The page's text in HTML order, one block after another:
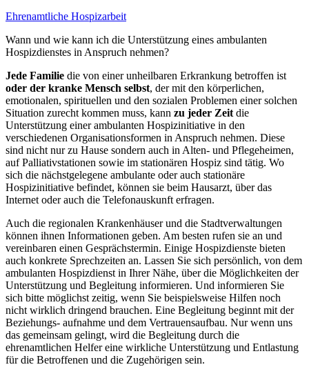
Ehrenamtliche Hospizarbeit
Wann und wie kann ich die Unterstützung eines ambulanten
Hospizdienstes in Anspruch nehmen?
Jede Familie die von einer unheilbaren Erkrankung betroffen ist
oder der kranke Mensch selbst, der mit den körperlichen,
emotionalen, spirituellen und den sozialen Problemen einer solchen
Situation zurecht kommen muss, kann zu jeder Zeit die
Unterstützung einer ambulanten Hospizinitiative in den
verschiedenen Organisationsformen in Anspruch nehmen. Diese
sind nicht nur zu Hause sondern auch in Alten- und Pflegeheimen,
auf Palliativstationen sowie im stationären Hospiz sind tätig. Wo
sich die nächstgelegene ambulante oder auch stationäre
Hospizinitiative befindet, können sie beim Hausarzt, über das
Internet oder auch die Telefonauskunft erfragen.
Auch die regionalen Krankenhäuser und die Stadtverwaltungen
können ihnen Informationen geben. Am besten rufen sie an und
vereinbaren einen Gesprächstermin. Einige Hospizdienste bieten
auch konkrete Sprechzeiten an. Lassen Sie sich persönlich, von dem
ambulanten Hospizdienst in Ihrer Nähe, über die Möglichkeiten der
Unterstützung und Begleitung informieren. Und informieren Sie
sich bitte möglichst zeitig, wenn Sie beispielsweise Hilfen noch
nicht wirklich dringend brauchen. Eine Begleitung beginnt mit der
Beziehungs- aufnahme und dem Vertrauensaufbau. Nur wenn uns
das gemeinsam gelingt, wird die Begleitung durch die
ehrenamtlichen Helfer eine wirkliche Unterstützung und Entlastung
für die Betroffenen und die Zugehörigen sein.